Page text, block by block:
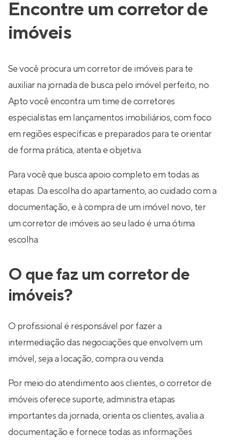
Encontre um corretor de
imóveis
Se você procura um corretor de imóveis para te
auxiliar na jornada de busca pelo imóvel perfeito, no
Apto você encontra um time de corretores
especialistas em lançamentos imobiliários, com foco
em regiões específicas e preparados para te orientar
de forma prática, atenta e objetiva.
Para você que busca apoio completo em todas as
etapas. Da escolha do apartamento, ao cuidado com a
documentação, e à compra de um imóvel novo, ter
um corretor de imóveis ao seu lado é uma ótima
escolha.
O que faz um corretor de
imóveis?
O profissional é responsável por fazer a
intermediação das negociações que envolvem um
imóvel, seja a locação, compra ou venda.
Por meio do atendimento aos clientes, o corretor de
imóveis oferece suporte, administra etapas
importantes da jornada, orienta os clientes, avalia a
documentação e fornece todas as informações